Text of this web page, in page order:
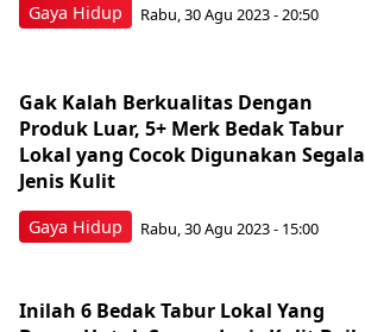
Gaya Hidup Rabu, 30 Agu 2023 - 20:50
Gaya Hidup
Gak Kalah Berkualitas Dengan
Produk Luar, 5+ Merk Bedak Tabur
Lokal yang Cocok Digunakan Segala
Jenis Kulit
Rabu, 30 Agu 2023 - 15:00
Inilah 6 Bedak Tabur Lokal Yang